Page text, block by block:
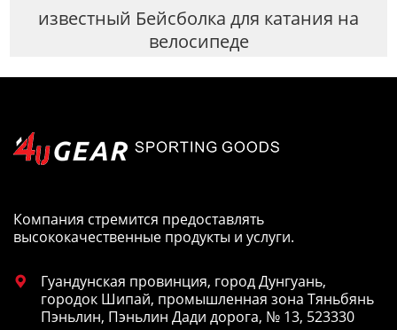
известный Бейсболка для катания на
велосипеде
Компания стремится предоставлять
высококачественные продукты и услуги.

Гуандунская провинция, город Дунгуань,
городок Шипай, промышленная зона Тяньбянь
Пэньлин, Пэньлин Дади дорога, № 13, 523330